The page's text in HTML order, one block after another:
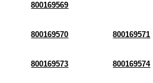
800169569
800169570 800169571
800169573 800169574